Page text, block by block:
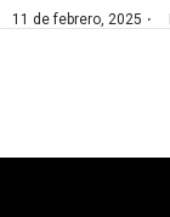
11 de febrero, 2025 ·